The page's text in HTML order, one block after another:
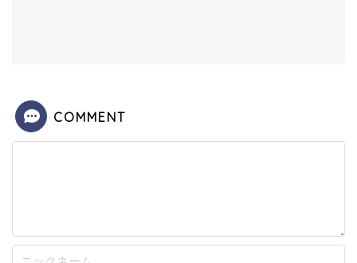
COMMENT